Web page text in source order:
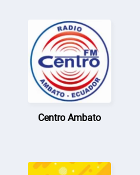
Centro Ambato